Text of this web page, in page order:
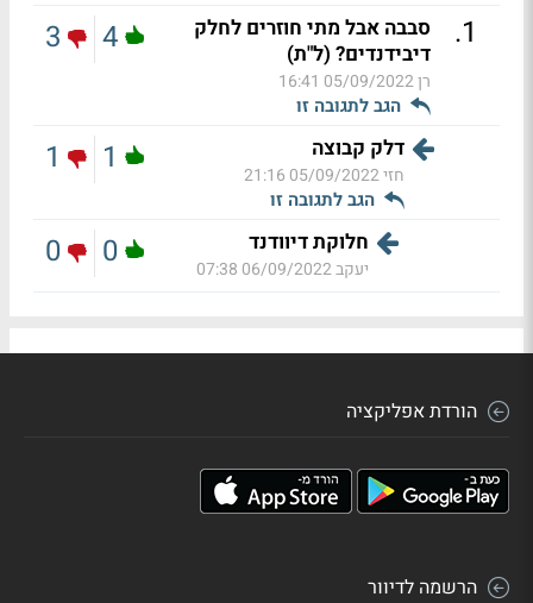
1
.
סבבה אבל מתי חוזרים לחלק
דיבידנדים? (ל"ת)
רן05/09/2022 16:41
הגב לתגובה זו
4
3
דלק קבוצה
חזי05/09/2022 21:16
הגב לתגובה זו
1
1
חלוקת דיוודנד
יעקב06/09/2022 07:38
0
0
הורדת אפליקציה
הרשמה לדיוור